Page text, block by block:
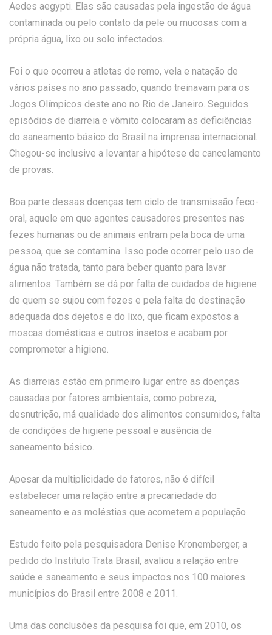
Aedes aegypti. Elas são causadas pela ingestão de água
contaminada ou pelo contato da pele ou mucosas com a
própria água, lixo ou solo infectados.
Foi o que ocorreu a atletas de remo, vela e natação de
vários países no ano passado, quando treinavam para os
Jogos Olímpicos deste ano no Rio de Janeiro. Seguidos
episódios de diarreia e vômito colocaram as deficiências
do saneamento básico do Brasil na imprensa internacional.
Chegou-se inclusive a levantar a hipótese de cancelamento
de provas.
Boa parte dessas doenças tem ciclo de transmissão feco-
oral, aquele em que agentes causadores presentes nas
fezes humanas ou de animais entram pela boca de uma
pessoa, que se contamina. Isso pode ocorrer pelo uso de
água não tratada, tanto para beber quanto para lavar
alimentos. Também se dá por falta de cuidados de higiene
de quem se sujou com fezes e pela falta de destinação
adequada dos dejetos e do lixo, que ficam expostos a
moscas domésticas e outros insetos e acabam por
comprometer a higiene.
As diarreias estão em primeiro lugar entre as doenças
causadas por fatores ambientais, como pobreza,
desnutrição, má qualidade dos alimentos consumidos, falta
de condições de higiene pessoal e ausência de
saneamento básico.
Apesar da multiplicidade de fatores, não é difícil
estabelecer uma relação entre a precariedade do
saneamento e as moléstias que acometem a população.
Estudo feito pela pesquisadora Denise Kronemberger, a
pedido do Instituto Trata Brasil, avaliou a relação entre
saúde e saneamento e seus impactos nos 100 maiores
municípios do Brasil entre 2008 e 2011.
Uma das conclusões da pesquisa foi que, em 2010, os